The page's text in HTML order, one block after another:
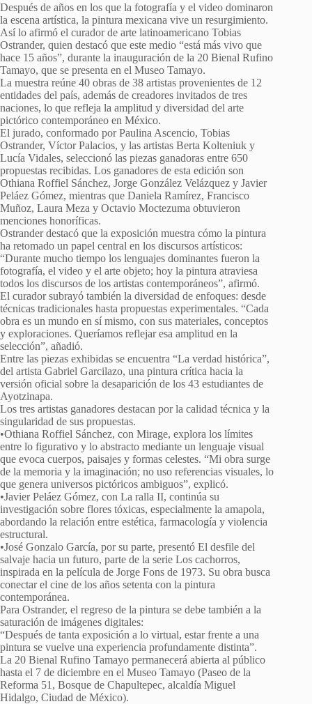
Después de años en los que la fotografía y el video dominaron
la escena artística, la pintura mexicana vive un resurgimiento.
Así lo afirmó el curador de arte latinoamericano Tobias
Ostrander, quien destacó que este medio “está más vivo que
hace 15 años”, durante la inauguración de la 20 Bienal Rufino
Tamayo, que se presenta en el Museo Tamayo.
La muestra reúne 40 obras de 38 artistas provenientes de 12
entidades del país, además de creadores invitados de tres
naciones, lo que refleja la amplitud y diversidad del arte
pictórico contemporáneo en México.
El jurado, conformado por Paulina Ascencio, Tobias
Ostrander, Víctor Palacios, y las artistas Berta Kolteniuk y
Lucía Vidales, seleccionó las piezas ganadoras entre 650
propuestas recibidas. Los ganadores de esta edición son
Othiana Roffiel Sánchez, Jorge González Velázquez y Javier
Peláez Gómez, mientras que Daniela Ramírez, Francisco
Muñoz, Laura Meza y Octavio Moctezuma obtuvieron
menciones honoríficas.
Ostrander destacó que la exposición muestra cómo la pintura
ha retomado un papel central en los discursos artísticos:
“Durante mucho tiempo los lenguajes dominantes fueron la
fotografía, el video y el arte objeto; hoy la pintura atraviesa
todos los discursos de los artistas contemporáneos”, afirmó.
El curador subrayó también la diversidad de enfoques: desde
técnicas tradicionales hasta propuestas experimentales. “Cada
obra es un mundo en sí mismo, con sus materiales, conceptos
y exploraciones. Queríamos reflejar esa amplitud en la
selección”, añadió.
Entre las piezas exhibidas se encuentra “La verdad histórica”,
del artista Gabriel Garcilazo, una pintura crítica hacia la
versión oficial sobre la desaparición de los 43 estudiantes de
Ayotzinapa.
Los tres artistas ganadores destacan por la calidad técnica y la
singularidad de sus propuestas.
•Othiana Roffiel Sánchez, con Mirage, explora los límites
entre lo figurativo y lo abstracto mediante un lenguaje visual
que evoca cuerpos, paisajes y formas celestes. “Mi obra surge
de la memoria y la imaginación; no uso referencias visuales, lo
que genera universos pictóricos ambiguos”, explicó.
•Javier Peláez Gómez, con La ralla II, continúa su
investigación sobre flores tóxicas, especialmente la amapola,
abordando la relación entre estética, farmacología y violencia
estructural.
•José Gonzalo García, por su parte, presentó El desfile del
salvaje hacia un futuro, parte de la serie Los cachorros,
inspirada en la película de Jorge Fons de 1973. Su obra busca
conectar el cine de los años setenta con la pintura
contemporánea.
Para Ostrander, el regreso de la pintura se debe también a la
saturación de imágenes digitales:
“Después de tanta exposición a lo virtual, estar frente a una
pintura se vuelve una experiencia profundamente distinta”.
La 20 Bienal Rufino Tamayo permanecerá abierta al público
hasta el 7 de diciembre en el Museo Tamayo (Paseo de la
Reforma 51, Bosque de Chapultepec, alcaldía Miguel
Hidalgo, Ciudad de México).